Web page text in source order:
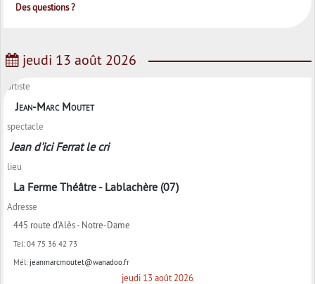
Des questions ?
jeudi 13 août 2026
artiste
Jean-Marc Moutet
spectacle
Jean d'ici Ferrat le cri
lieu
La Ferme Théâtre - Lablachère (07)
Adresse
445 route d'Alès - Notre-Dame
Tel: 04 75 36 42 73
Mél: jeanmarcmoutet@wanadoo.fr
jeudi 13 août 2026